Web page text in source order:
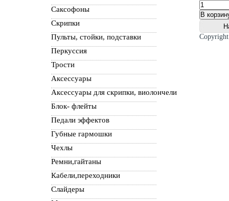
Саксофоны
Скрипки
Пульты, стойки, подставки
Перкуссия
Трости
Аксессуары
Аксессуары для скрипки, виолончели
Блок- флейты
Педали эффектов
Губные гармошки
Чехлы
Ремни,гайтаны
Кабели,переходники
Слайдеры